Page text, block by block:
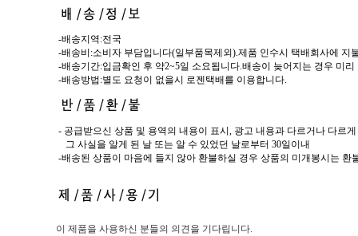
-배송지역:전국
-배송비:소비자 부담입니다(일부품목제외).제품 인수시 택배회사에
-배송기간:입금확인 후 약2~5일 소요됩니다.배송이 늦어지는 경우 미리
-배송방법:별도 요청이 없을시 로젠택배를 이용합니다.
- 공급받으신 상품 및 용역의 내용이 표시, 광고 내용과 다르거나 다르
그 사실을 알게 된 날 또는 알 수 있었던 날로부터 30일이내
-배송된 상품이 마음에 들지 않아 환불하실 경우 상품의 미개봉시는
이 제품을 사용하신 분들의 의견을 기다립니다.